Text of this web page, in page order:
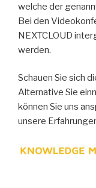
welche der
Bei den
NEXTCLOUD
werden.
Schauen Sie sich
Alternative Sie
können Sie uns
unsere